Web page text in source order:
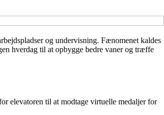
og undervisning. Fænomenet kaldes
hverdag til at opbygge bedre vaner og træffe
elevatoren til at modtage virtuelle medaljer for